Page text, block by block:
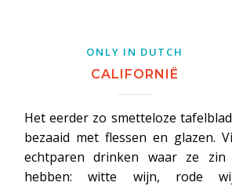
ONLY IN DUTCH
CALIFORNIË
Het eerder zo smetteloze
bezaaid met flessen en glazen.
echtparen drinken waar ze zin
hebben: witte wijn, rode